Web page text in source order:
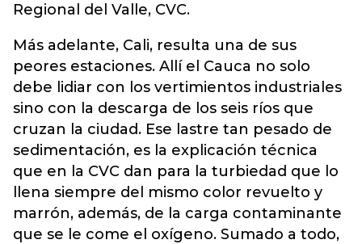
Regional del Valle, CVC.
Más adelante, Cali, resulta una de sus
peores estaciones. Allí el Cauca no solo
debe lidiar con los vertimientos industriales
sino con la descarga de los seis ríos que
cruzan la ciudad. Ese lastre tan pesado de
sedimentación, es la explicación técnica
que en la CVC dan para la turbiedad que lo
llena siempre del mismo color revuelto y
marrón, además, de la carga contaminante
que se le come el oxígeno. Sumado a todo,